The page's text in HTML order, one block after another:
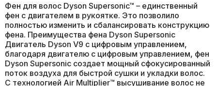
Фен для волос Dyson Supersonic™ – единственный
фен с двигателем в рукоятке. Это позволило
полностью изменить и сбалансировать конструкцию
фена. Преимущества фена Dyson Supersonic
Двигатель Dyson V9 с цифровым управлением,
благодаря двигателю с цифровым управлением, фен
Dyson Supersonic создает мощный сфокусированный
поток воздуха для быстрой сушки и укладки волос.
С технологией Air Multiplier™ высушивание волос не